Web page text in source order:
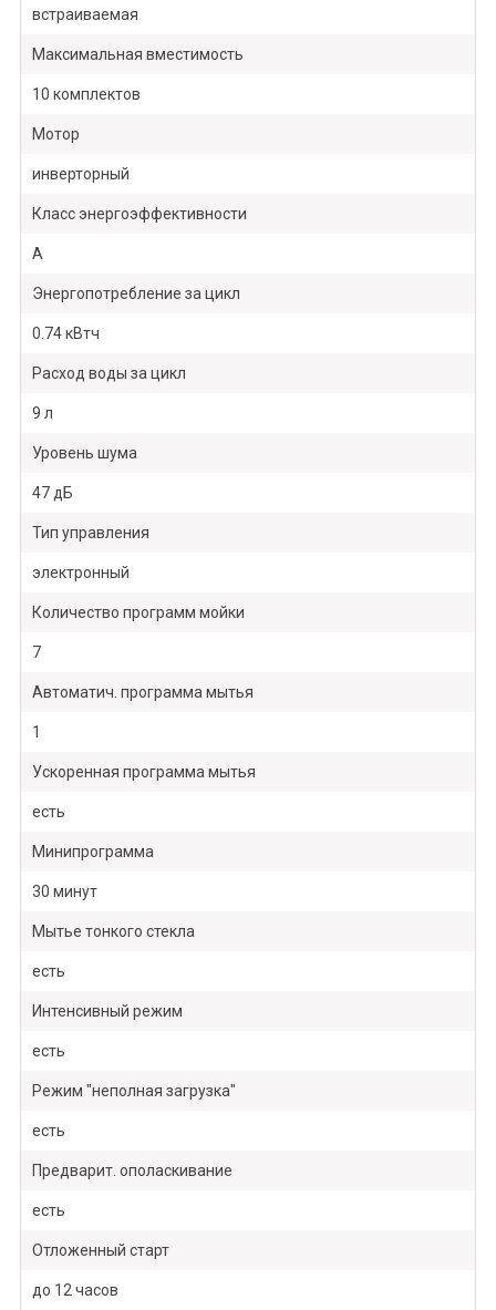
встраиваемая
Максимальная вместимость
10 комплектов
Мотор
инверторный
Класс энергоэффективности
А
Энергопотребление за цикл
0.74 кВтч
Расход воды за цикл
9 л
Уровень шума
47 дБ
Тип управления
электронный
Количество программ мойки
7
Автоматич. программа мытья
1
Ускоренная программа мытья
есть
Минипрограмма
30 минут
Мытье тонкого стекла
есть
Интенсивный режим
есть
Режим "неполная загрузка"
есть
Предварит. ополаскивание
есть
Отложенный старт
до 12 часов